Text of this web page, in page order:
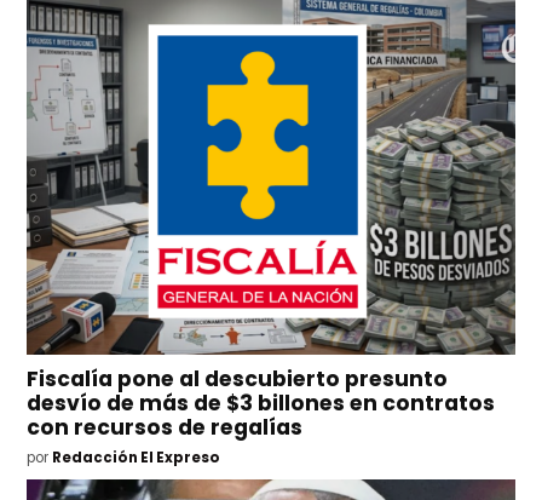
Fiscalía pone al descubierto presunto
desvío de más de $3 billones en contratos
con recursos de regalías
por Redacción El Expreso